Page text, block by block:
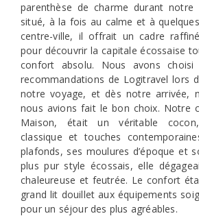
parenthèse de charme durant notre
situé, à la fois au calme et à
centre-ville, il offrait un cadre
pour découvrir la capitale écossaise
confort absolu. Nous avons
recommandations de Logitravel lors
notre voyage, et dès notre arrivée,
nous avions fait le bon choix. Notre
Maison, était un véritable
classique et touches
plafonds, ses moulures d’époque et
plus pur style écossais, elle
chaleureuse et feutrée. Le confort
grand lit douillet aux équipements
pour un séjour des plus agréables.